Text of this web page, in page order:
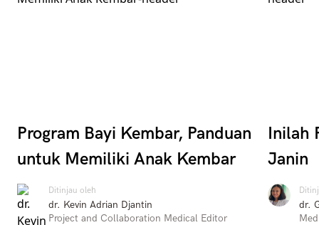
Program Bayi Kembar, Panduan
untuk Memiliki Anak Kembar
Ditinjau oleh
dr. Kevin Adrian Djantin
Project and Collaboration Medical Editor
Inilah
Janin
dr.